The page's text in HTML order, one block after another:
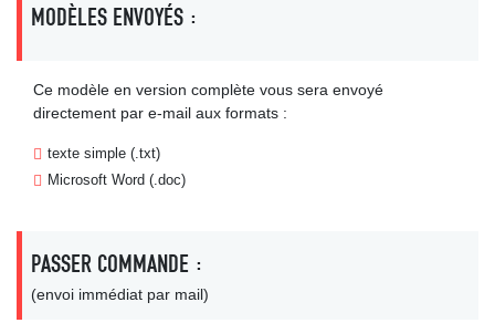
MODÈLES ENVOYÉS :
Ce modèle en version complète vous sera envoyé
directement par e-mail aux formats :
texte simple (.txt)
Microsoft Word (.doc)
PASSER COMMANDE :
(envoi immédiat par mail)